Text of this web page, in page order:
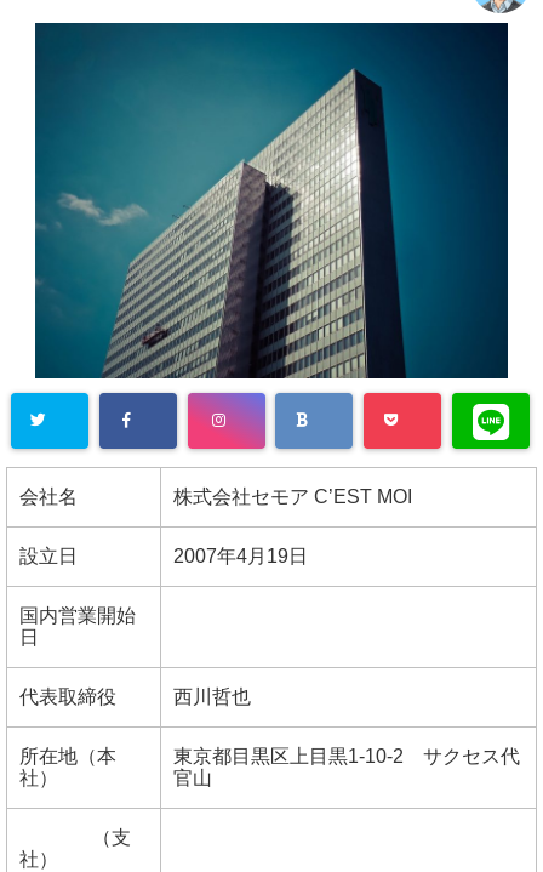
会社名 株式会社セモア C’EST MOI
設立日 2007年4月19日
国内営業開始
日
代表取締役 西川哲也
所在地（本
社）
東京都目黒区上目黒1-10-2 サクセス代
官山
（支
社）